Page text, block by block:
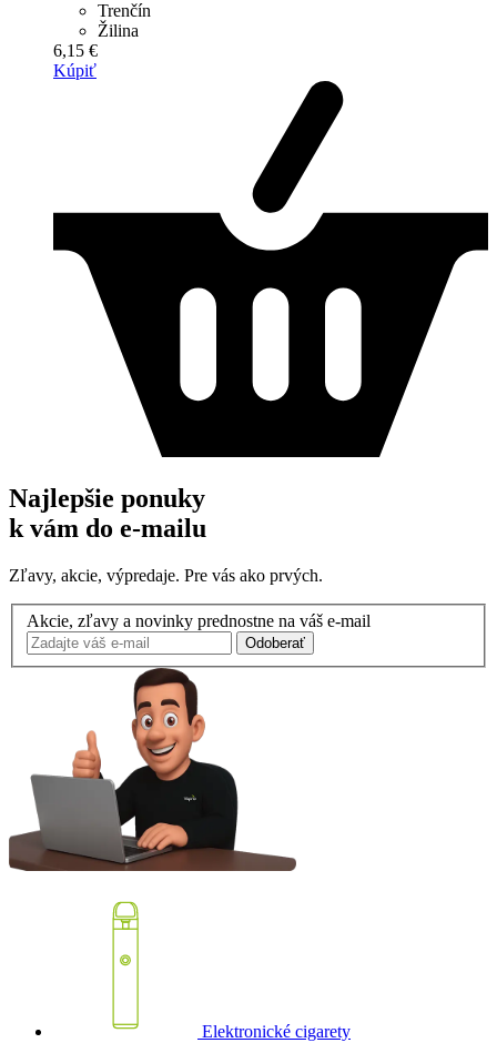
Trenčín
Žilina
6,15 €
Kúpiť
Najlepšie ponuky
k vám do e-mailu
Zľavy, akcie, výpredaje. Pre vás ako prvých.
Akcie, zľavy a novinky prednostne na váš e-mail
Odoberať
Elektronické cigarety